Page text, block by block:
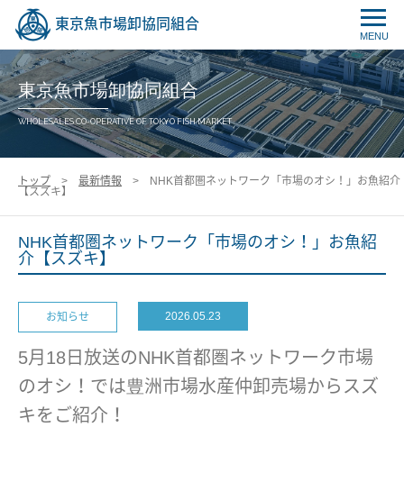
東京魚市場卸協同組合
MENU
東京魚市場卸協同組合
WHOLESALES CO-OPERATIVE OF TOKYO FISH MARKET
トップ > 最新情報 > NHK首都圏ネットワーク「市場のオシ！」お魚紹介
【スズキ】
NHK首都圏ネットワーク「市場のオシ！」お魚紹
介【スズキ】
お知らせ 2026.05.23
5月18日放送のNHK首都圏ネットワーク市場
のオシ！では豊洲市場水産仲卸売場からスズ
キをご紹介！